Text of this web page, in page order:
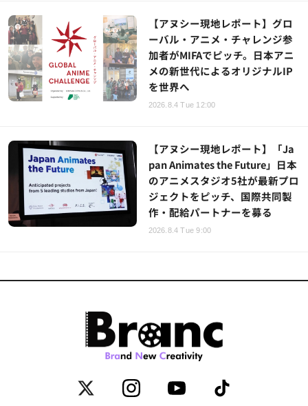
【アヌシー現地レポート】グロ
ーバル・アニメ・チャレンジ参
加者がMIFAでピッチ。日本アニ
メの新世代によるオリジナルIP
を世界へ
2026.8.4 Tue 12:00
【アヌシー現地レポート】「Ja
pan Animates the Future」日本
のアニメスタジオ5社が最新プロ
ジェクトをピッチ、国際共同製
作・配給パートナーを募る
2026.8.4 Tue 9:00